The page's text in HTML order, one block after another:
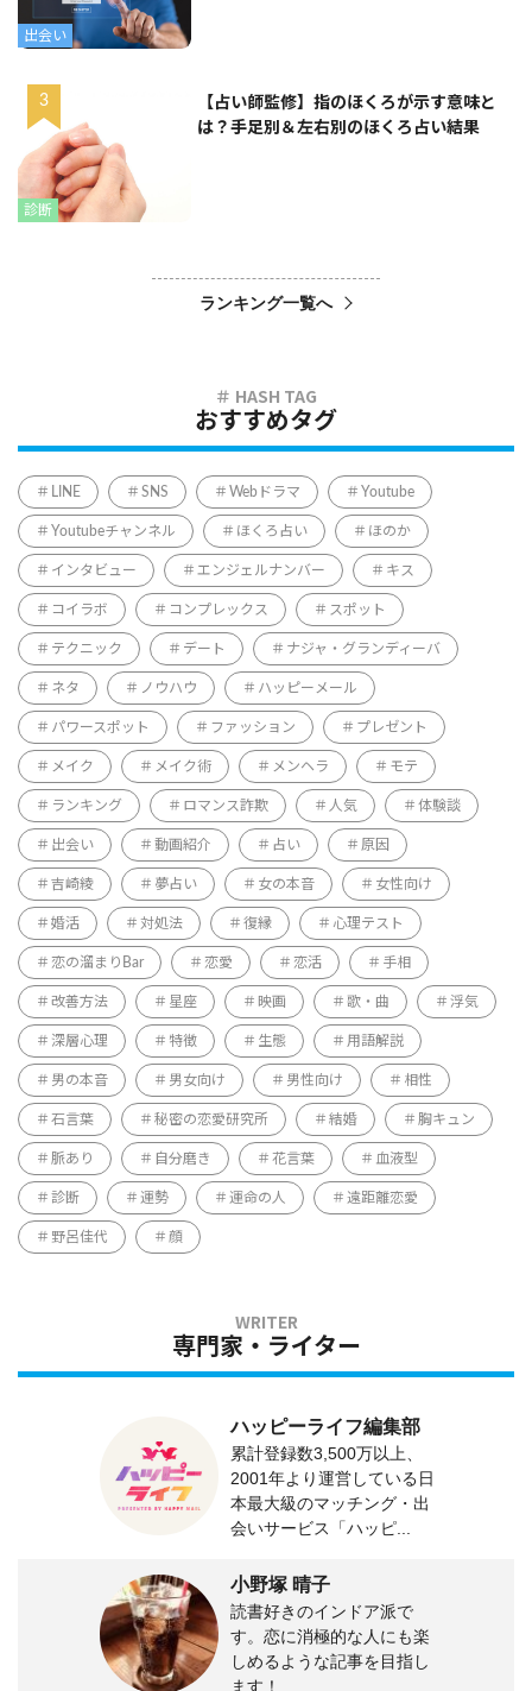
出会い
診断
【占い師監修】指のほくろが示す意味と
は？手足別＆左右別のほくろ占い結果
ランキング一覧へ
おすすめタグ
LINE SNS Webドラマ Youtube
Youtubeチャンネル ほくろ占い ほのか
インタビュー エンジェルナンバー キス
コイラボ コンプレックス スポット
テクニック デート ナジャ・グランディーバ
ネタ ノウハウ ハッピーメール
パワースポット ファッション プレゼント
メイク メイク術 メンヘラ モテ
ランキング ロマンス詐欺 人気 体験談
出会い 動画紹介 占い 原因
吉崎綾 夢占い 女の本音 女性向け
婚活 対処法 復縁 心理テスト
恋の溜まりBar 恋愛 恋活 手相
改善方法 星座 映画 歌・曲 浮気
深層心理 特徴 生態 用語解説
男の本音 男女向け 男性向け 相性
石言葉 秘密の恋愛研究所 結婚 胸キュン
脈あり 自分磨き 花言葉 血液型
診断 運勢 運命の人 遠距離恋愛
野呂佳代 顔
専門家・ライター
ハッピーライフ編集部
累計登録数3,500万以上、
2001年より運営している日
本最大級のマッチング・出
会いサービス「ハッピ...
小野塚 晴子
読書好きのインドア派で
す。恋に消極的な人にも楽
しめるような記事を目指し
ます！